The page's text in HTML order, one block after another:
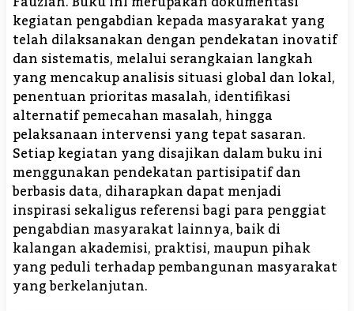
kegiatan pengabdian kepada masyarakat yang
telah dilaksanakan dengan pendekatan inovatif
dan sistematis, melalui serangkaian langkah
yang mencakup analisis situasi global dan lokal,
penentuan prioritas masalah, identifikasi
alternatif pemecahan masalah, hingga
pelaksanaan intervensi yang tepat sasaran.
Setiap kegiatan yang disajikan dalam buku ini
menggunakan pendekatan partisipatif dan
berbasis data, diharapkan dapat menjadi
inspirasi sekaligus referensi bagi para penggiat
pengabdian masyarakat lainnya, baik di
kalangan akademisi, praktisi, maupun pihak
yang peduli terhadap pembangunan masyarakat
yang berkelanjutan.